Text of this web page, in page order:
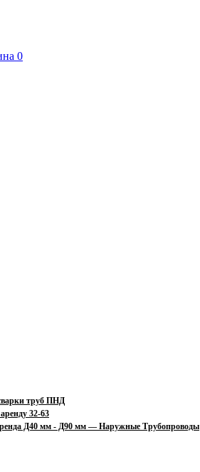
0
труб ПНД
32-63
Д40 мм - Д90 мм — Наружные Трубопроводы